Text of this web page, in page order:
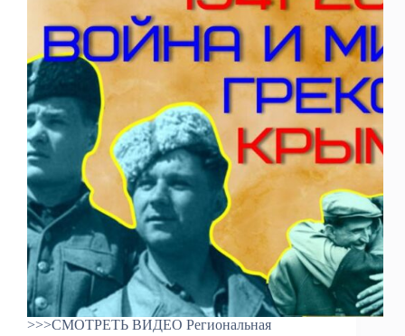
>>>СМОТРЕТЬ ВИДЕО Региональная